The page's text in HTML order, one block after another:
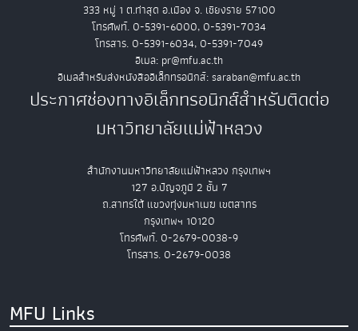
333 หมู่ 1 ต.ท่าสุด อ.เมือง จ. เชียงราย 57100
โทรศัพท์. 0-5391-6000, 0-5391-7034
โทรสาร. 0-5391-6034, 0-5391-7049
อีเมล: pr@mfu.ac.th
อีเมลสำหรับส่งหนังสืออิเล็กทรอนิกส์: saraban@mfu.ac.th
ประกาศช่องทางอิเล็กทรอนิกส์สำหรับติดต่อ
มหาวิทยาลัยแม่ฟ้าหลวง
สำนักงานมหาวิทยาลัยแม่ฟ้าหลวง กรุงเทพฯ
127 อ.ปัญจภูมิ 2 ชั้น 7
ถ.สาทรใต้ แขวงทุ่งมหาเมฆ เขตสาทร
กรุงเทพฯ 10120
โทรศัพท์. 0-2679-0038-9
โทรสาร. 0-2679-0038
MFU Links